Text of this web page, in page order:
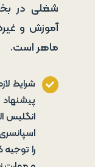
شغلی در
آموزش و
ماهر است.
شرایط
انگلیس
را